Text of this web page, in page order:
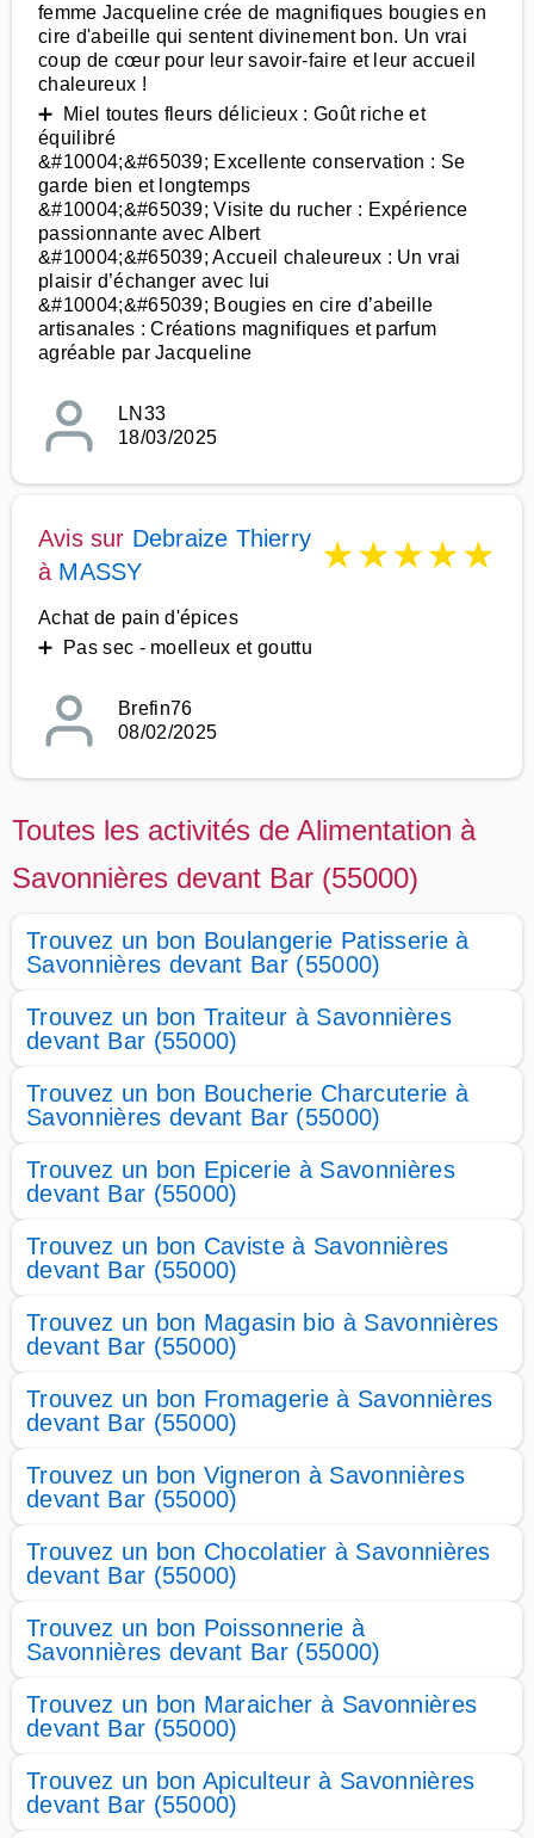
femme Jacqueline crée de magnifiques bougies en
cire d'abeille qui sentent divinement bon. Un vrai
coup de cœur pour leur savoir-faire et leur accueil
chaleureux !
➕ Miel toutes fleurs délicieux : Goût riche et
équilibré
&#10004;&#65039; Excellente conservation : Se
garde bien et longtemps
&#10004;&#65039; Visite du rucher : Expérience
passionnante avec Albert
&#10004;&#65039; Accueil chaleureux : Un vrai
plaisir d’échanger avec lui
&#10004;&#65039; Bougies en cire d’abeille
artisanales : Créations magnifiques et parfum
agréable par Jacqueline
LN33
18/03/2025
Avis sur Debraize Thierry
à MASSY ★★★★★
Achat de pain d'épices
➕ Pas sec - moelleux et gouttu
Brefin76
08/02/2025
Toutes les activités de Alimentation à
Savonnières devant Bar (55000)
Trouvez un bon Boulangerie Patisserie à
Savonnières devant Bar (55000)
Trouvez un bon Traiteur à Savonnières
devant Bar (55000)
Trouvez un bon Boucherie Charcuterie à
Savonnières devant Bar (55000)
Trouvez un bon Epicerie à Savonnières
devant Bar (55000)
Trouvez un bon Caviste à Savonnières
devant Bar (55000)
Trouvez un bon Magasin bio à Savonnières
devant Bar (55000)
Trouvez un bon Fromagerie à Savonnières
devant Bar (55000)
Trouvez un bon Vigneron à Savonnières
devant Bar (55000)
Trouvez un bon Chocolatier à Savonnières
devant Bar (55000)
Trouvez un bon Poissonnerie à
Savonnières devant Bar (55000)
Trouvez un bon Maraicher à Savonnières
devant Bar (55000)
Trouvez un bon Apiculteur à Savonnières
devant Bar (55000)